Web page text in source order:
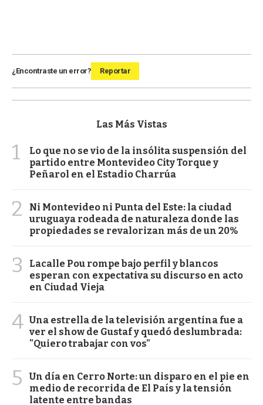
¿Encontraste un error? Reportar
Las Más Vistas
1
Lo que no se vio de la insólita suspensión del
partido entre Montevideo City Torque y
Peñarol en el Estadio Charrúa
2
Ni Montevideo ni Punta del Este: la ciudad
uruguaya rodeada de naturaleza donde las
propiedades se revalorizan más de un 20%
3
Lacalle Pou rompe bajo perfil y blancos
esperan con expectativa su discurso en acto
en Ciudad Vieja
4 Una estrella de la televisión argentina fue a
ver el show de Gustaf y quedó deslumbrada:
"Quiero trabajar con vos"
5
Un día en Cerro Norte: un disparo en el pie en
medio de recorrida de El País y la tensión
latente entre bandas